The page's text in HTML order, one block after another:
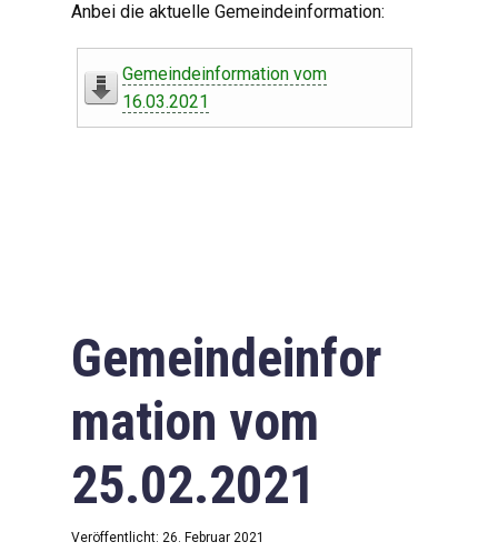
Leben in Oberdorf
Downloads
Impressum
Datenschutzerklärung
Anbei die aktuelle Gemeindeinformation:
Gemeindeinformation vom
16.03.2021
Gemeindeinfor
mation vom
25.02.2021
Veröffentlicht: 26. Februar 2021